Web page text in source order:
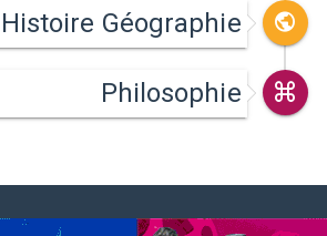
Histoire Géographie
Philosophie